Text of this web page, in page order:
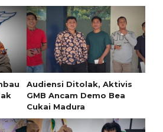
Audiensi Ditolak, Aktivis
GMB Ancam Demo Bea
Cukai Madura